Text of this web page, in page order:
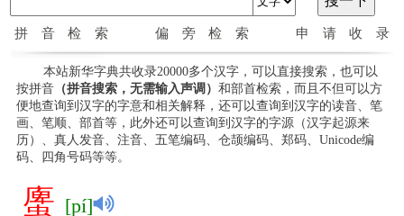
拼音检索 偏旁检索 申请收录
本站新华字典共收录20000多个汉字，可以直接搜索，也可以
按拼音（拼音搜索，无需输入声调） 和部首检索，而且不但可以方
便地查询到汉字的字意和相关解释，还可以查询到汉字的读音、笔
画、笔顺、部首等，此外还可以查询到汉字的字源（汉字起源来
历）、真人发音、注音、五笔编码、仓颉编码、郑码、Unicode编
码、四角号码等等。
螷 [pí]